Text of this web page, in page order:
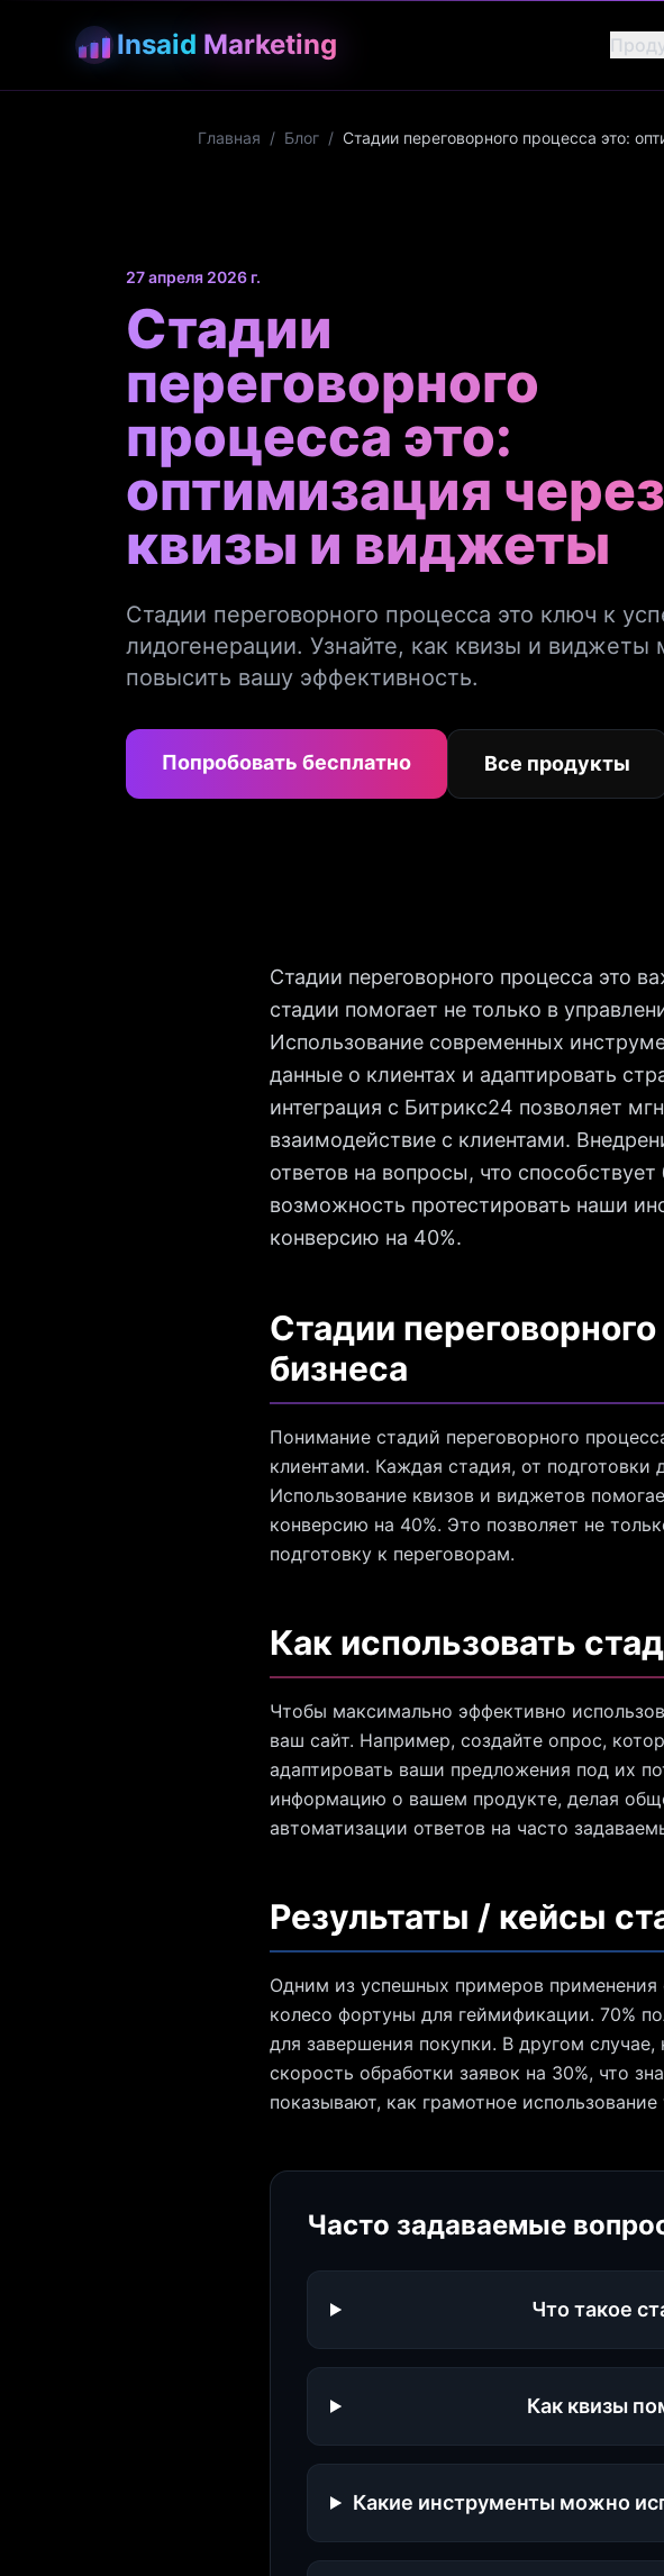
Insaid Marketing
Главная / Блог / Стадии переговорного процесса это:
27 апреля 2026 г.
Стадии
переговорного
процесса это:
оптимизация через
квизы и виджеты
Стадии переговорного процесса это ключ к
лидогенерации. Узнайте, как квизы и виджеты
повысить вашу эффективность.
Попробовать бесплатно Все продукты
Стадии переговорного процесса это
стадии помогает не только в
Использование современных
данные о клиентах и адаптировать
интеграция с Битрикс24 позволяет
взаимодействие с клиентами.
ответов на вопросы, что
возможность протестировать наши
конверсию на 40%.
Стадии
бизнеса
Понимание стадий переговорного
клиентами. Каждая стадия, от
Использование квизов и виджетов
конверсию на 40%. Это позволяет не
подготовку к переговорам.
Как использовать
Чтобы максимально эффективно
ваш сайт. Например, создайте опрос,
адаптировать ваши предложения под их
информацию о вашем продукте, делая
автоматизации ответов на часто
Результаты / кейсы
Одним из успешных примеров применения
колесо фортуны для геймификации. 70%
для завершения покупки. В другом
скорость обработки заявок на 30%, что
показывают, как грамотное
Часто задаваемые
Что такое
Как квизы
Какие инструменты можно